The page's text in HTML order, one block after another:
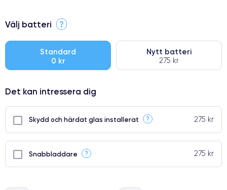
⭐ Premium
● Oklanderlig kvalitetsskärm
● Endast 5% av våra telefoner har premiumklassning
Välj batteri ?
Standard
0 kr
Nytt batteri
275 kr
Det kan intressera dig
Skydd och härdat glas installerat ? 275 kr
Snabbladdare ? 275 kr